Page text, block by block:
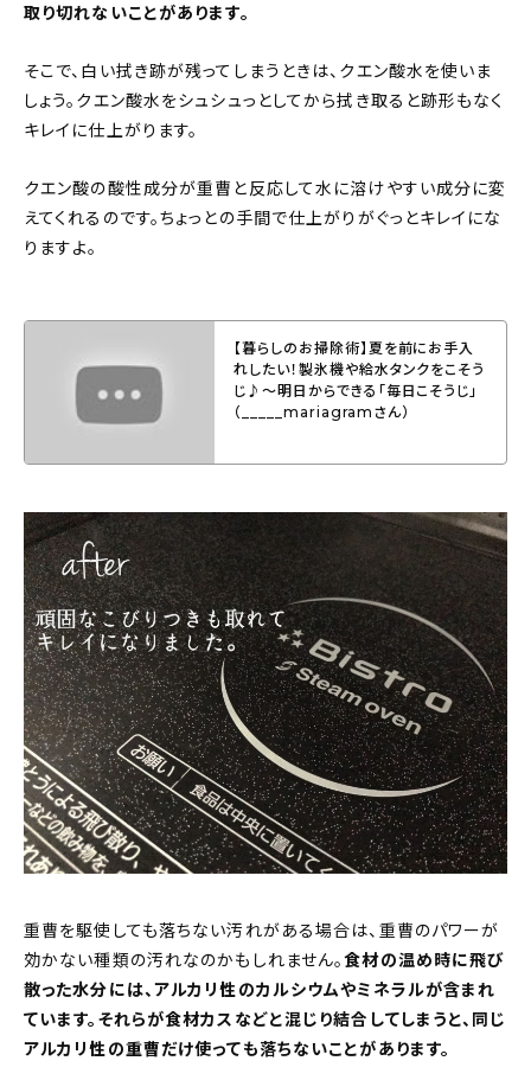
取り切れないことがあります。
そこで、白い拭き跡が残ってしまうときは、クエン酸水を使いま
しょう。クエン酸水をシュシュっとしてから拭き取ると跡形もなく
キレイに仕上がります。
クエン酸の酸性成分が重曹と反応して水に溶けやすい成分に変
えてくれるのです。ちょっとの手間で仕上がりがぐっとキレイにな
りますよ。
【暮らしのお掃除術】夏を前にお手入
れしたい！製氷機や給水タンクをこそう
じ♪〜明日からできる「毎日こそうじ」
（_____mariagramさん）
重曹を駆使しても落ちない汚れがある場合は、重曹のパワーが
効かない種類の汚れなのかもしれません。食材の温め時に飛び
散った水分には、アルカリ性のカルシウムやミネラルが含まれ
ています。それらが食材カスなどと混じり結合してしまうと、同じ
アルカリ性の重曹だけ使っても落ちないことがあります。